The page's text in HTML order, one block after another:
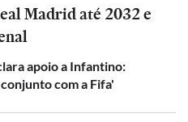
Madrid até 2032 e
apoio a Infantino:
com a Fifa'